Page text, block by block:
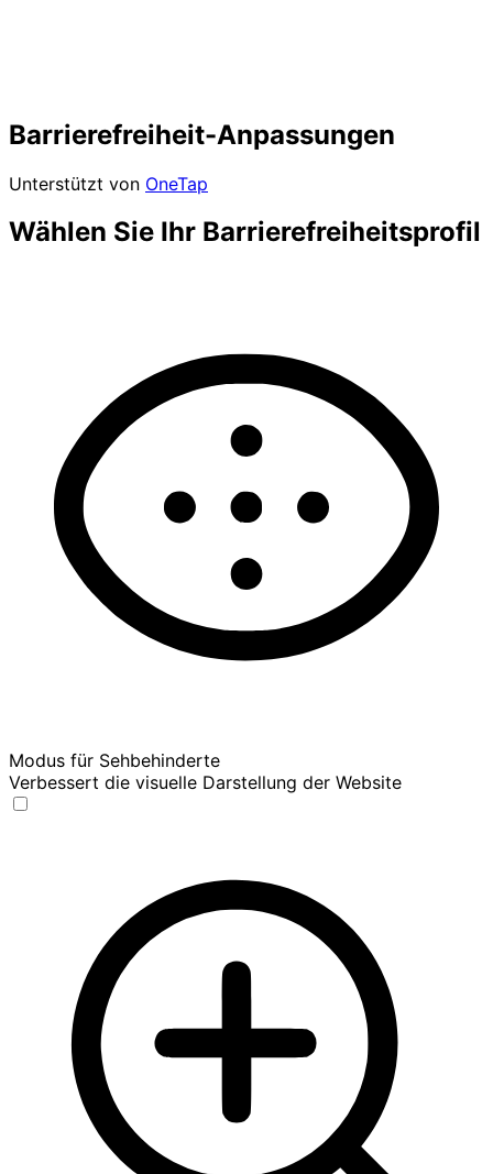
Barrierefreiheit-Anpassungen
Unterstützt von OneTap
Wählen Sie Ihr Barrierefreiheitsprofil
Modus für Sehbehinderte
Verbessert die visuelle Darstellung der Website